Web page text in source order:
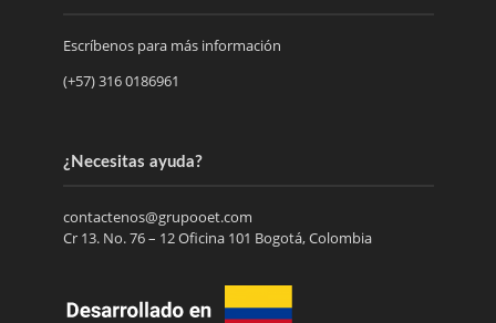
Escríbenos para más información
(+57) 316 0186961
¿Necesitas ayuda?
contactenos@grupooet.com
Cr 13. No. 76 – 12 Oficina 101 Bogotá, Colombia